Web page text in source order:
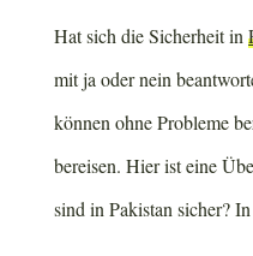
Hat sich die Sicherheit in
mit ja oder nein
können ohne Probleme
bereisen. Hier ist eine
sind in Pakistan sicher?